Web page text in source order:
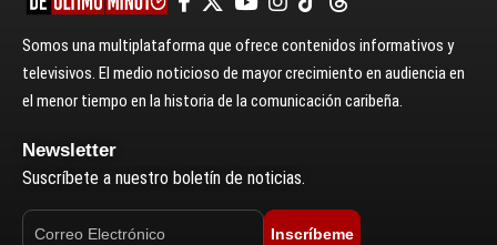
Somos una multiplataforma que ofrece contenidos informativos y
televisivos. El medio noticioso de mayor crecimiento en audiencia en
el menor tiempo en la historia de la comunicación caribeña.
Newsletter
Suscríbete a nuestro boletín de noticias.
Inscríbeme